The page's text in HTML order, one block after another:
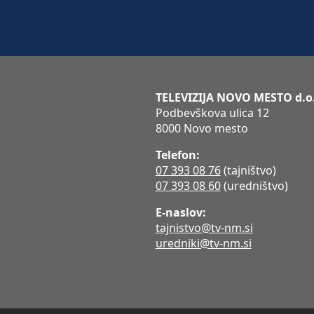
TELEVIZIJA NOVO MESTO
Podbevškova ulica 12
8000 Novo mesto
Telefon:
07 393 08 76(tajništvo)
07 393 08 60(uredništvo)
E-naslov:
tajnistvo@tv-nm.si
uredniki@tv-nm.si